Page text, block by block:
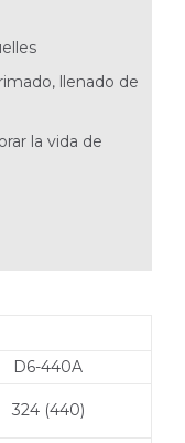
llenado de
la vida de
D6-440A
324 (440)